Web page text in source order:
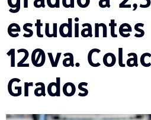
estudiantes
120va.
Grados